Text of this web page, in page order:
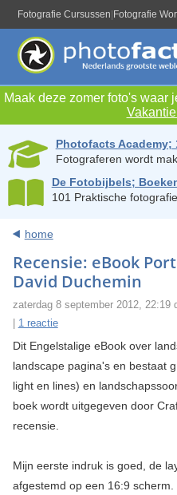
Fotografie Cursussen Fotografie
Maak deze zomer foto's waar
Photofacts Academy;
Fotograferen wordt
De Fotobijbels;
101 Praktische
home
Recensie: eBook
David Duchemin
zaterdag 8 september 2012, 22:19
1 reactie
Dit Engelstalige eBook over
landscape pagina's en bestaat
light en lines) en
boek wordt uitgegeven door
recensie.
Mijn eerste indruk is goed, de
afgestemd op een 16:9 scherm.